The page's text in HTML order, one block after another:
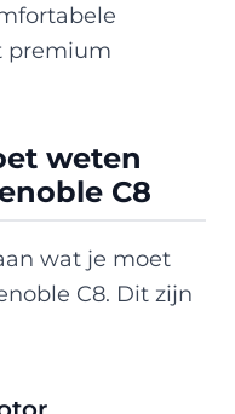
premium
weten
C8
wat je moet
C8. Dit zijn